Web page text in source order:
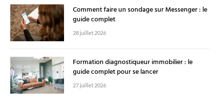
Comment faire un sondage sur Messenger : le
guide complet
28 juillet 2026
Formation diagnostiqueur immobilier : le
guide complet pour se lancer
27 juillet 2026